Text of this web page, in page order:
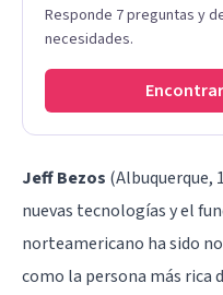
Responde 7 preguntas y
necesidades.
Jeff Bezos (Albuquerque,
nuevas tecnologías y el
norteamericano ha sido
como la persona más rica